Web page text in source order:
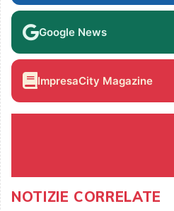
Google News
ImpresaCity Magazine
NOTIZIE CORRELATE